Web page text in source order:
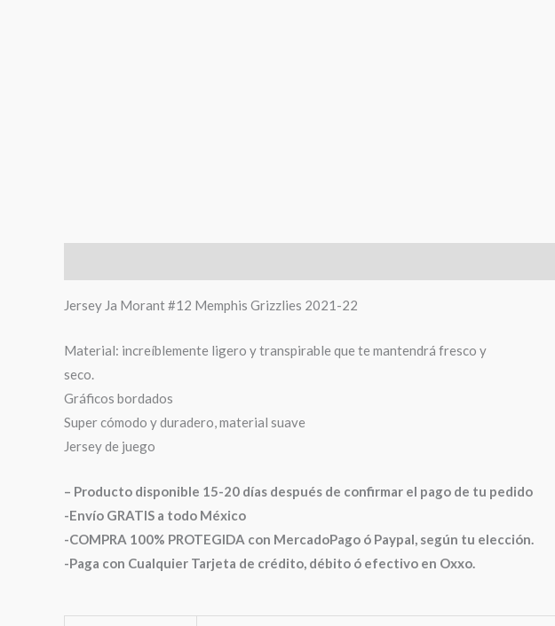
Jersey Ja Morant #12 Memphis Grizzlies 2021-22
Material: increíblemente ligero y transpirable que te mantendrá fresco y
seco.
Gráficos bordados
Super cómodo y duradero, material suave
Jersey de juego
– Producto disponible 15-20 días después de confirmar el pago de tu pedido
-Envío GRATIS a todo México
-COMPRA 100% PROTEGIDA con MercadoPago ó Paypal, según tu elección.
-Paga con Cualquier Tarjeta de crédito, débito ó efectivo en Oxxo.